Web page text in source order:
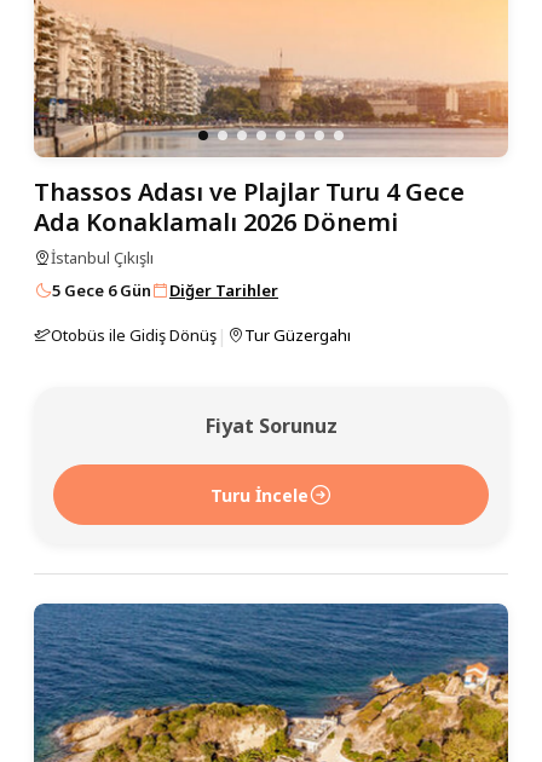
Thassos Adası ve Plajlar Turu 4 Gece
Ada Konaklamalı 2026 Dönemi
İstanbul Çıkışlı
5 Gece 6 Gün
Diğer Tarihler
Otobüs ile Gidiş Dönüş | Tur Güzergahı
Fiyat Sorunuz
Turu İncele